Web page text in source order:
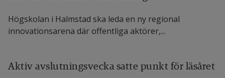
Linda Nilsson, förstelärare, Ängelholms
kommun
ledare på Akademin för lärande, humaniora
Högskolan i Halmstad ska leda en ny regional
innovationsarena där offentliga aktörer,...
Aktiv avslutningsvecka satte punkt för läsåret